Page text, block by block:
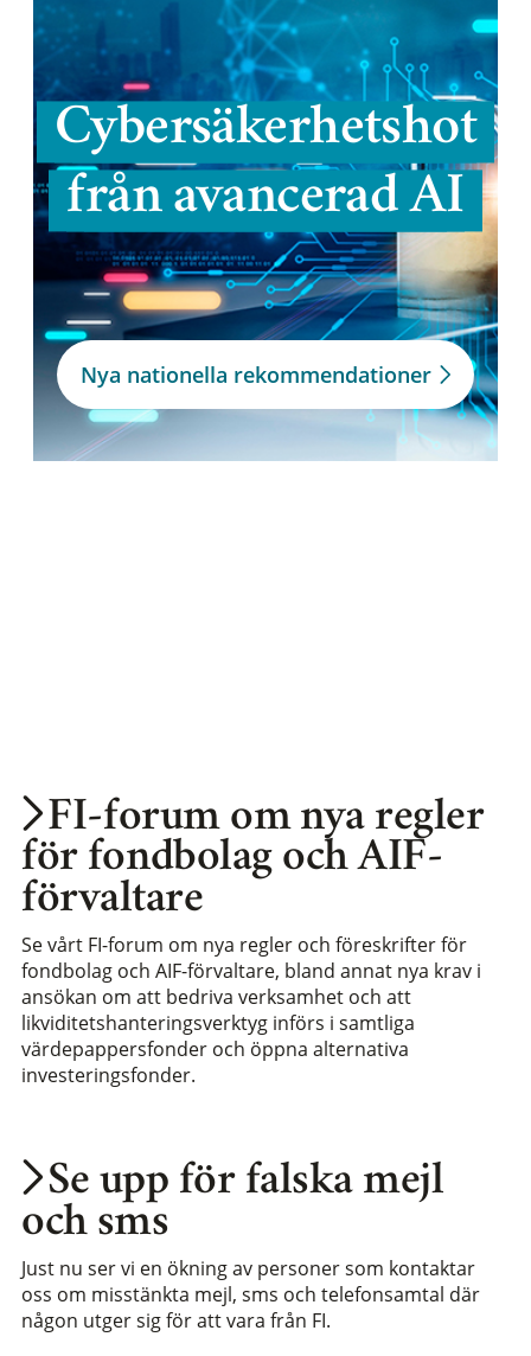
Cybersäkerhetshot
från avancerad AI
Nya nationella rekommendationer
Se upp för falska mejl
och sms
Just nu ser vi en ökning av personer som kontaktar
oss om misstänkta mejl, sms och telefonsamtal där
någon utger sig för att vara från FI.
FI-forum om nya regler
för fondbolag och AIF-
förvaltare
Se vårt FI-forum om nya regler och föreskrifter för
fondbolag och AIF-förvaltare, bland annat nya krav i
ansökan om att bedriva verksamhet och att
likviditetshanteringsverktyg införs i samtliga
värdepappersfonder och öppna alternativa
investeringsfonder.